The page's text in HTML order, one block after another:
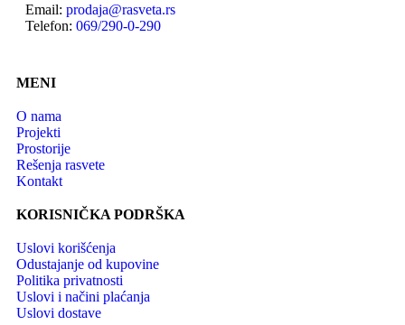
Email: prodaja@rasveta.rs
Telefon: 069/290-0-290
MENI
O nama
Projekti
Prostorije
Rešenja rasvete
Kontakt
KORISNIČKA PODRŠKA
Uslovi korišćenja
Odustajanje od kupovine
Politika privatnosti
Uslovi i načini plaćanja
Uslovi dostave